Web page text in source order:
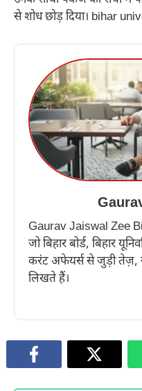
से शोध छोड़ दिया। bihar
Gaurav Jaiswal Zee
जो बिहार बोर्ड, बिहार
करंट अफेयर्स से जुड़ी तेज़,
लिखते हैं।